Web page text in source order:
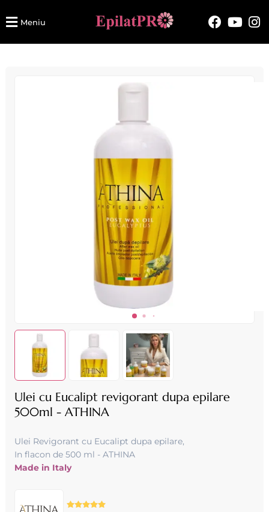
Meniu
Ulei cu Eucalipt revigorant dupa epilare
500ml - ATHINA
Ulei Revigorant cu Eucalipt dupa epilare,
In flacon de 500 ml - ATHINA
Made in Italy